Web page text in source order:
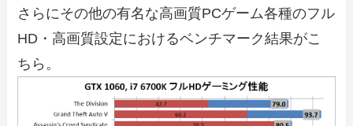
さらにその他の有名な高画質PCゲーム各種のフル
HD・高画質設定におけるベンチマーク結果がこ
ちら。